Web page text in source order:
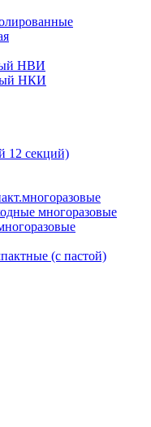
НВИ
НКИ
12 секций)
многоразовые
(с пастой)